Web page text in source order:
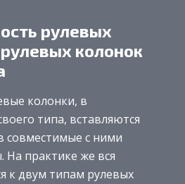
рулевых
колонок
колонки, в
типа, вставляются
совместимые с ними
На практике же вся
к двум типам рулевых